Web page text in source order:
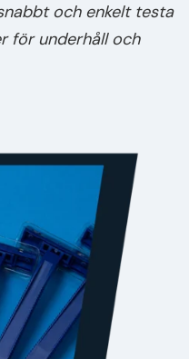
och enkelt testa
för underhåll och